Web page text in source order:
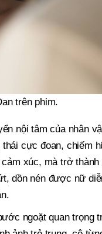
trên phim.
nội tâm của nhân
cực đoan, chiếm
xúc, mà trở
dồn nén được nữ
ngoặt quan trọng